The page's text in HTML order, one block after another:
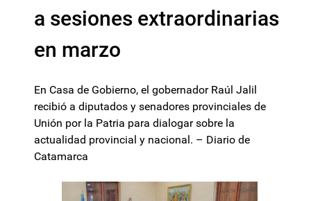
a sesiones extraordinarias
en marzo
En Casa de Gobierno, el gobernador Raúl Jalil
recibió a diputados y senadores provinciales de
Unión por la Patria para dialogar sobre la
actualidad provincial y nacional. – Diario de
Catamarca